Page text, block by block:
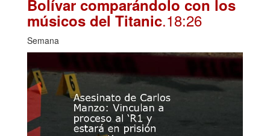
Bolívar comparándolo con los
músicos del Titanic.18:26
Semana